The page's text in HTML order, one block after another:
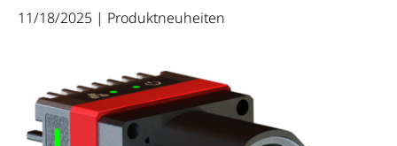
11/18/2025 | Produktneuheiten